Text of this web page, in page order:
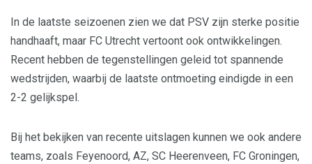
In de laatste seizoenen zien we dat PSV zijn sterke positie
handhaaft, maar FC Utrecht vertoont ook ontwikkelingen.
Recent hebben de tegenstellingen geleid tot spannende
wedstrijden, waarbij de laatste ontmoeting eindigde in een
2-2 gelijkspel.
Bij het bekijken van recente uitslagen kunnen we ook andere
teams, zoals Feyenoord, AZ, SC Heerenveen, FC Groningen,